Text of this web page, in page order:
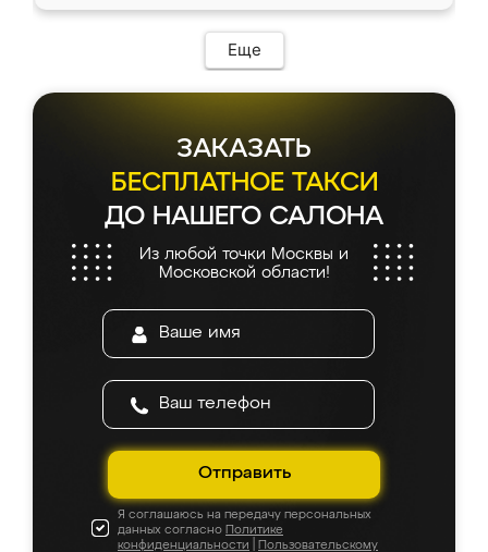
мебель сразу встала на свое место без
каких-либо доработок. Качеством осталась
довольна, все выглядит так, как и ожидала.
Еще
ЗАКАЗАТЬ
БЕСПЛАТНОЕ ТАКСИ
ДО НАШЕГО САЛОНА
Из любой точки Москвы и
Московской области!
Отправить
Я соглашаюсь на передачу персональных
данных согласно Политике
конфиденциальности
Пользовательскому